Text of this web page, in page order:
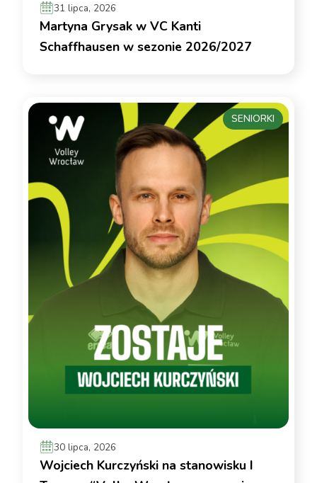
31 lipca, 2026
Martyna Grysak w VC Kanti
Schaffhausen w sezonie 2026/2027
30 lipca, 2026
Wojciech Kurczyński na stanowisku I
SENIORKI